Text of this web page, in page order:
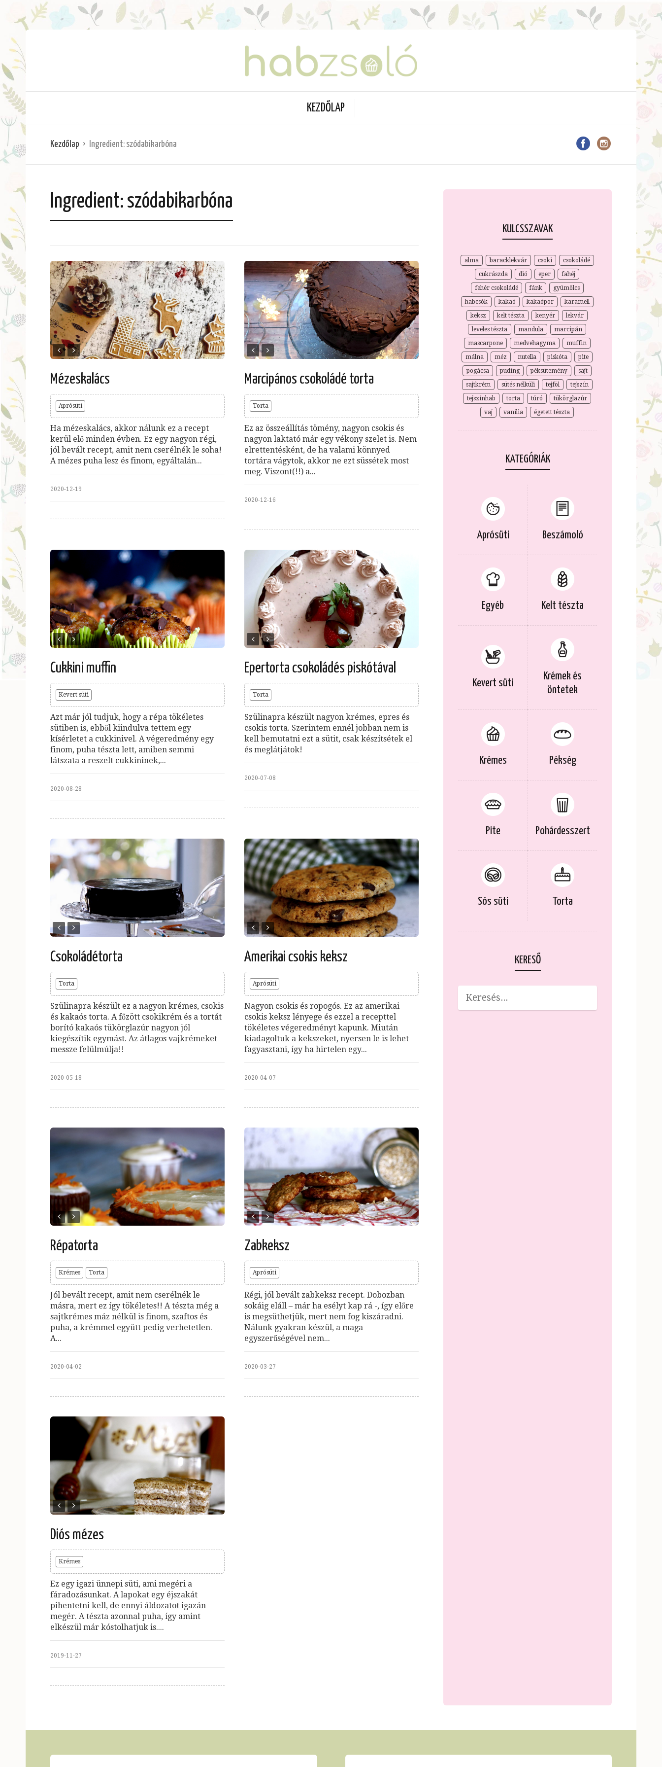
KEZDŐLAP
Kezdőlap Ingredient: szódabikarbóna
Ingredient: szódabikarbóna
Mézeskalács
Aprósüti
Ha mézeskalács, akkor nálunk ez a recept
kerül elő minden évben. Ez egy nagyon régi,
jól bevált recept, amit nem cserélnék le soha!
A mézes puha lesz és finom, egyáltalán...
2020-12-19
Marcipános csokoládé torta
Torta
Ez az összeállítás tömény, nagyon csokis és
nagyon laktató már egy vékony szelet is. Nem
elrettentésként, de ha valami könnyed
tortára vágytok, akkor ne ezt süssétek most
meg. Viszont(!!) a...
2020-12-16
Cukkini muffin
Kevert süti
Azt már jól tudjuk, hogy a répa tökéletes
sütiben is, ebből kiindulva tettem egy
kísérletet a cukkinivel. A végeredmény egy
finom, puha tészta lett, amiben semmi
látszata a reszelt cukkininek,...
2020-08-28
Epertorta csokoládés piskótával
Torta
Szülinapra készült nagyon krémes, epres és
csokis torta. Szerintem ennél jobban nem is
kell bemutatni ezt a sütit, csak készítsétek el
és meglátjátok!
2020-07-08
Csokoládétorta
Torta
Szülinapra készült ez a nagyon krémes, csokis
és kakaós torta. A főzött csokikrém és a tortát
borító kakaós tükörglazúr nagyon jól
kiegészítik egymást. Az átlagos vajkrémeket
messze felülmúlja!!
2020-05-18
Amerikai csokis keksz
Aprósüti
Nagyon csokis és ropogós. Ez az amerikai
csokis keksz lényege és ezzel a recepttel
tökéletes végeredményt kapunk. Miután
kiadagoltuk a kekszeket, nyersen le is lehet
fagyasztani, így ha hirtelen egy...
2020-04-07
Répatorta
Krémes Torta
Jól bevált recept, amit nem cserélnék le
másra, mert ez így tökéletes!! A tészta még a
sajtkrémes máz nélkül is finom, szaftos és
puha, a krémmel együtt pedig verhetetlen.
A...
2020-04-02
Zabkeksz
Aprósüti
Régi, jól bevált zabkeksz recept. Dobozban
sokáig eláll – már ha esélyt kap rá -, így előre
is megsüthetjük, mert nem fog kiszáradni.
Nálunk gyakran készül, a maga
egyszerűségével nem...
2020-03-27
Diós mézes
Krémes
Ez egy igazi ünnepi süti, ami megéri a
fáradozásunkat. A lapokat egy éjszakát
pihentetni kell, de ennyi áldozatot igazán
megér. A tészta azonnal puha, így amint
elkészül már kóstolhatjuk is....
2019-11-27
KULCSSZAVAK
alma baracklekvár csoki
csokoládé
cukrászda
dió eper
fahéj
fehér csokoládé
fánk
gyümölcs
habcsók
kakaó kakaópor
karamell
keksz
kelt tészta kenyér
lekvár
leveles tészta
mandula
marcipán
mascarpone
medvehagyma
muffin
málna
méz nutella piskóta
pite
pogácsa
puding péksütemény
sajt
sajtkrém
sütés nélküli tejföl
tejszín
tejszínhab
torta túró
tükörglazúr
vaj
vanília égetett tészta
KATEGÓRIÁK
Aprósüti Beszámoló
Egyéb Kelt tészta
Kevert süti
Krémek és
öntetek
Krémes Pékség
Pite Pohárdesszert
Sós süti Torta
KERESŐ